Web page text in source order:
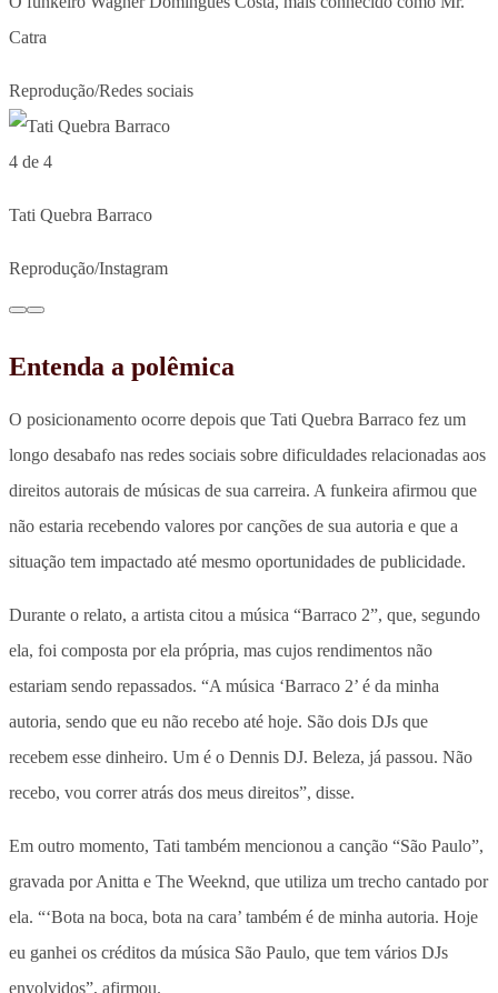
Catra
Reprodução/Redes sociais
4 de 4
Tati Quebra Barraco
Reprodução/Instagram
Entenda a polêmica
O posicionamento ocorre depois que Tati Quebra Barraco fez um
longo desabafo nas redes sociais sobre dificuldades relacionadas aos
direitos autorais de músicas de sua carreira. A funkeira afirmou que
não estaria recebendo valores por canções de sua autoria e que a
situação tem impactado até mesmo oportunidades de publicidade.
Durante o relato, a artista citou a música “Barraco 2”, que, segundo
ela, foi composta por ela própria, mas cujos rendimentos não
estariam sendo repassados. “A música ‘Barraco 2’ é da minha
autoria, sendo que eu não recebo até hoje. São dois DJs que
recebem esse dinheiro. Um é o Dennis DJ. Beleza, já passou. Não
recebo, vou correr atrás dos meus direitos”, disse.
Em outro momento, Tati também mencionou a canção “São Paulo”,
gravada por Anitta e The Weeknd, que utiliza um trecho cantado por
ela. “‘Bota na boca, bota na cara’ também é de minha autoria. Hoje
eu ganhei os créditos da música São Paulo, que tem vários DJs
envolvidos”, afirmou.